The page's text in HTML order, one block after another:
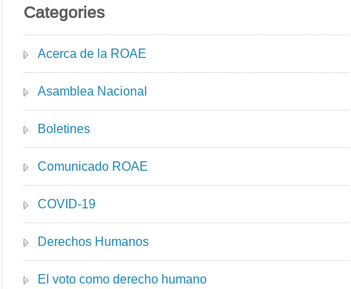
Categories
Acerca de la ROAE
Asamblea Nacional
Boletines
Comunicado ROAE
COVID-19
Derechos Humanos
El voto como derecho humano